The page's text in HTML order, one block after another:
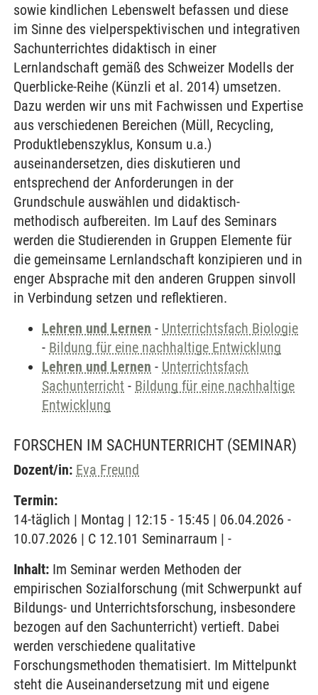
sowie kindlichen Lebenswelt befassen und diese
im Sinne des vielperspektivischen und integrativen
Sachunterrichtes didaktisch in einer
Lernlandschaft gemäß des Schweizer Modells der
Querblicke-Reihe (Künzli et al. 2014) umsetzen.
Dazu werden wir uns mit Fachwissen und Expertise
aus verschiedenen Bereichen (Müll, Recycling,
Produktlebenszyklus, Konsum u.a.)
auseinandersetzen, dies diskutieren und
entsprechend der Anforderungen in der
Grundschule auswählen und didaktisch-
methodisch aufbereiten. Im Lauf des Seminars
werden die Studierenden in Gruppen Elemente für
die gemeinsame Lernlandschaft konzipieren und in
enger Absprache mit den anderen Gruppen sinvoll
in Verbindung setzen und reflektieren.
Lehren und Lernen - Unterrichtsfach Biologie
- Bildung für eine nachhaltige Entwicklung
Lehren und Lernen - Unterrichtsfach
Sachunterricht - Bildung für eine nachhaltige
Entwicklung
FORSCHEN IM SACHUNTERRICHT (SEMINAR)
Dozent/in: Eva Freund
Termin:
14-täglich | Montag | 12:15 - 15:45 | 06.04.2026 -
10.07.2026 | C 12.101 Seminarraum | -
Inhalt: Im Seminar werden Methoden der
empirischen Sozialforschung (mit Schwerpunkt auf
Bildungs- und Unterrichtsforschung, insbesondere
bezogen auf den Sachunterricht) vertieft. Dabei
werden verschiedene qualitative
Forschungsmethoden thematisiert. Im Mittelpunkt
steht die Auseinandersetzung mit und eigene